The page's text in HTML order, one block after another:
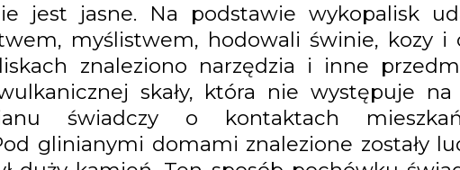
jest jasne. Na podstawie wykopalisk
myślistwem, hodowali świnie, kozy i
znaleziono narzędzia i inne
skały, która nie występuje na
świadczy o kontaktach
glinianymi domami znalezione zostały